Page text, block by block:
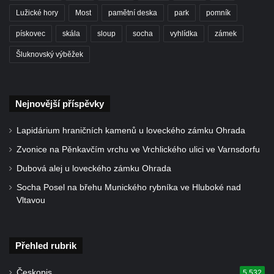
Mikulášovicích
Balzerova kaple v Mikulášovicích
Kostel svatého Václava ve Šluknově
Zákupech
Kaple svatého Josefa u Zákup
Kostel svatých Fabiána a Šebestiána v
Zákupech
Kostel svatého Havla v Kuřívodech
Kaple Krista v žaláři u kostela Nalezení
Lužické hory Most pamětní deska park pomník
pískovec skála sloup socha vyhlídka zámek
Šluknovský výběžek
Nejnovější příspěvky
Lapidárium hraničních kamenů u loveckého zámku Ohrada
Zvonice na Pěnkavčím vrchu ve Vrchlického ulici ve Varnsdorfu
Dubová alej u loveckého zámku Ohrada
Socha Posel na břehu Munického rybníka ve Hluboké nad
Vltavou
Přehled rubrik
Českopis 5 532